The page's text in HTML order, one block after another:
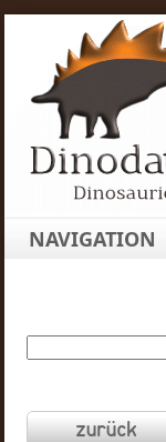
NAVIGATION